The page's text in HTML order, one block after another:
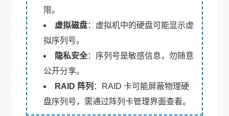
限。
虚拟磁盘：虚拟机中的硬盘可能显示虚
拟序列号。
隐私安全：序列号是敏感信息，勿随意
公开分享。
RAID 阵列 ：RAID 卡可能屏蔽物理硬
盘序列号，需通过阵列卡管理界面查看。